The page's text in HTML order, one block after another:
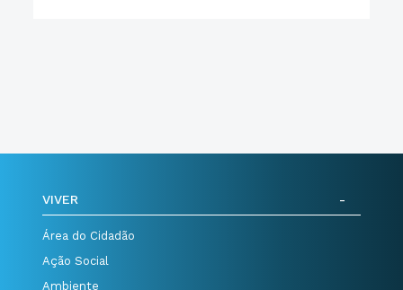
VIVER
Área do Cidadão
Ação Social
Ambiente